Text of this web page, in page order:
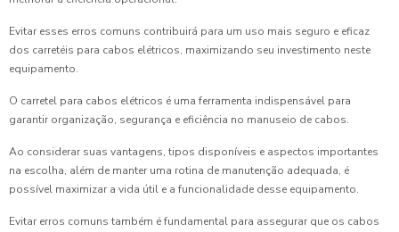
Evitar esses erros comuns contribuirá para um uso mais seguro e eficaz
dos carretéis para cabos elétricos, maximizando seu investimento neste
equipamento.
O carretel para cabos elétricos é uma ferramenta indispensável para
garantir organização, segurança e eficiência no manuseio de cabos.
Ao considerar suas vantagens, tipos disponíveis e aspectos importantes
na escolha, além de manter uma rotina de manutenção adequada, é
possível maximizar a vida útil e a funcionalidade desse equipamento.
Evitar erros comuns também é fundamental para assegurar que os cabos